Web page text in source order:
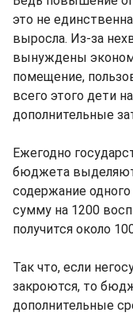
это не
выросла. Из-за
вынуждены
помещение,
всего этого дети
дополнительные
Ежегодно
бюджета
содержание
сумму на 1200
получится около
Так что, если
закроются, то
дополнительные